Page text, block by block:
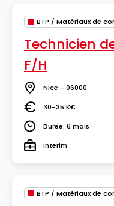
Technicien
F/H
Lieu Nice - 06000
Salaire30-35 K€
DuréeDurée: 6 mois
TypeInterim